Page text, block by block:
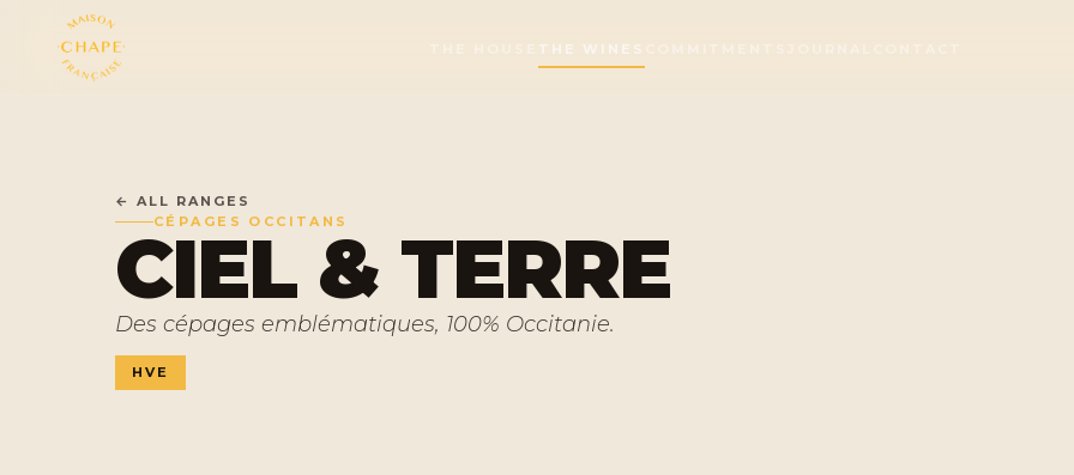
THE WINES
← ALL RANGES
CÉPAGES OCCITANS
CIEL & TERRE
Des cépages emblématiques, 100% Occitanie.
HVE